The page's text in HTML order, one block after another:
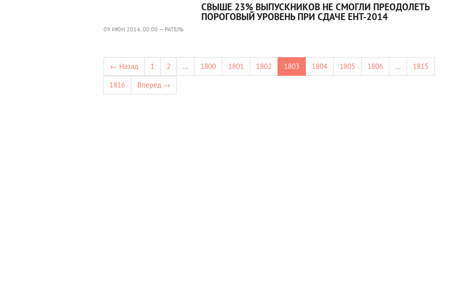
СВЫШЕ 23% ВЫПУСКНИКОВ НЕ СМОГЛИ ПРЕОДОЛЕТЬ
ПОРОГОВЫЙ УРОВЕНЬ ПРИ СДАЧЕ ЕНТ-2014
09 ИЮН 2014, 00:00 — РАТЕЛЬ
← Назад 1 2 ... 1800 1801 1802 1803 1804 1805 1806 ...
1815
1816
Вперёд →